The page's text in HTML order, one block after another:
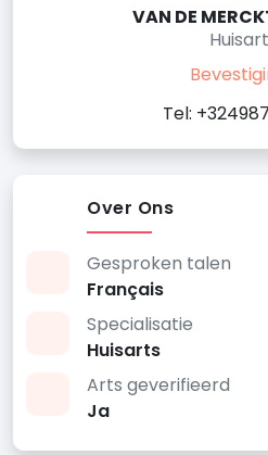
VAN DE
Tel:
Over Ons
Gesproken talen
Français
Specialisatie
Huisarts
Arts geverifieerd
Ja